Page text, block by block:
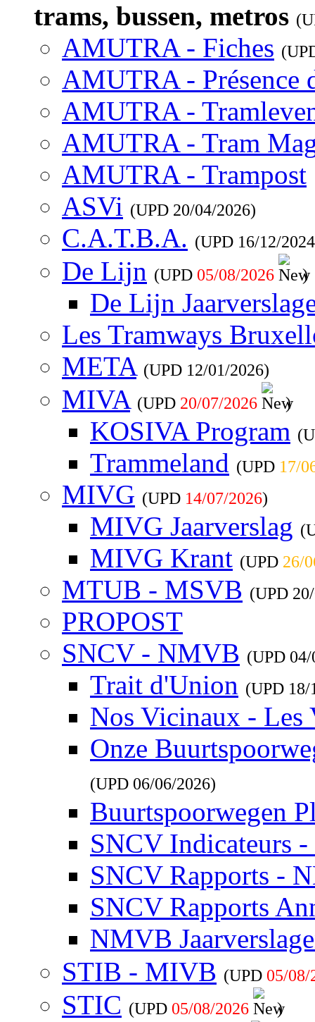
trams, bussen, metros
AMUTRA - Fiches
AMUTRA - Présence
AMUTRA -
AMUTRA - Tram
AMUTRA - Trampost
ASVi (UPD 20/04/2026)
C.A.T.B.A. (UPD 16/12/2024
De Lijn (UPD 05/08/2026 )
De Lijn
Les Tramways
META (UPD 12/01/2026)
MIVA (UPD 20/07/2026 )
KOSIVA Program
Trammeland (UPD 17/
MIVG (UPD 14/07/2026)
MIVG Jaarverslag
MIVG Krant (UPD 26/
MTUB - MSVB (UPD
PROPOST
SNCV - NMVB (UPD
Trait d'Union (UPD 18/
Nos Vicinaux - Les
Onze
(UPD 06/06/2026)
Buurtspoorwegen
SNCV Indicateurs
SNCV Rapports -
SNCV Rapports
NMVB
STIB - MIVB (UPD 05/08/
STIC (UPD 05/08/2026 )